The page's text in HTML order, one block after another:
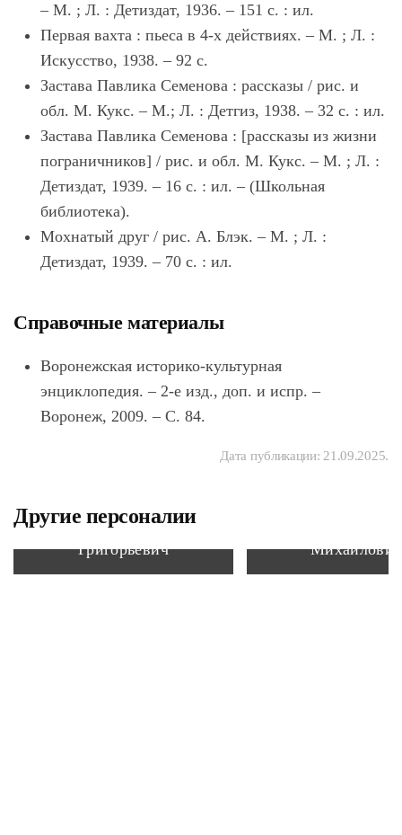
– М. ; Л. : Детиздат, 1936. – 151 с. : ил.
Первая вахта : пьеса в 4-х действиях. – М. ; Л. :
Искусство, 1938. – 92 с.
Застава Павлика Семенова : рассказы / рис. и
обл. М. Кукс. – М.; Л. : Детгиз, 1938. – 32 с. : ил.
Застава Павлика Семенова : [рассказы из жизни
пограничников] / рис. и обл. М. Кукс. – М. ; Л. :
Детиздат, 1939. – 16 с. : ил. – (Школьная
библиотека).
Мохнатый друг / рис. А. Блэк. – М. ; Л. :
Детиздат, 1939. – 70 с. : ил.
Справочные материалы
Воронежская историко-культурная
энциклопедия. – 2-е изд., доп. и испр. –
Воронеж, 2009. – С. 84.
Дата публикации: 21.09.2025.
Другие персоналии
Томилин Иван
Григорьевич
Михайлович